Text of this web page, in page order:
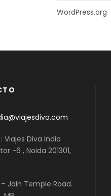
WordPress.org
Viajes Diva India
-6 , Noida 201301,
Jain Temple Road.